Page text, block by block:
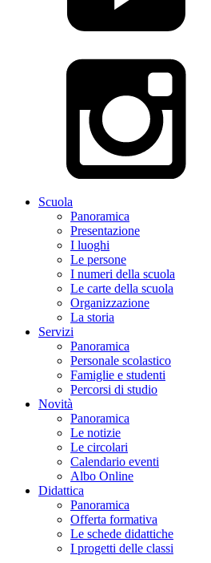
Scuola
Panoramica
Presentazione
I luoghi
Le persone
I numeri della scuola
Le carte della scuola
Organizzazione
La storia
Servizi
Panoramica
Personale scolastico
Famiglie e studenti
Percorsi di studio
Novità
Panoramica
Le notizie
Le circolari
Calendario eventi
Albo Online
Didattica
Panoramica
Offerta formativa
Le schede didattiche
I progetti delle classi